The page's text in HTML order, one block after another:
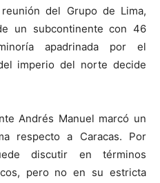
del Grupo de Lima,
un subcontinente con 46
apadrinada por el
imperio del norte decide
Andrés Manuel marcó un
respecto a Caracas. Por
discutir en términos
pero no en su estricta